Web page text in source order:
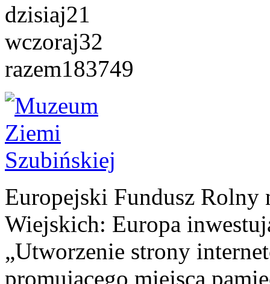
dzisiaj21
wczoraj32
razem183749
Europejski Fundusz Rolny
Wiejskich: Europa
„Utworzenie strony
promującego miejsca